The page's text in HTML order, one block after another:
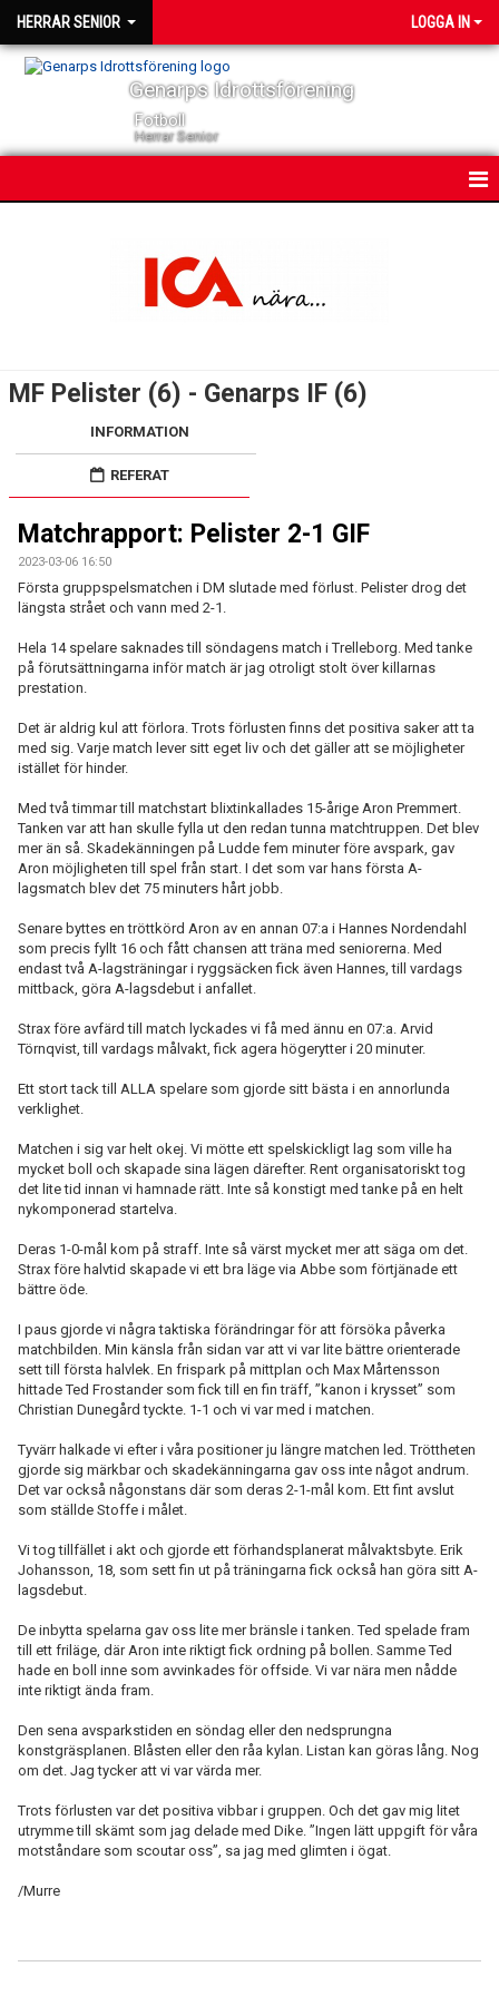
HERRAR SENIOR LOGGA IN
Genarps Idrottsförening
Fotboll
Herrar Senior
EKEVALLEN IP
DOKUMENT
BILDER
ÅRSKORT A-LAG 2026
MF Pelister (6) - Genarps IF (6)
INFORMATION
REFERAT
Matchrapport: Pelister 2-1 GIF
2023-03-06 16:50
Första gruppspelsmatchen i DM slutade med förlust. Pelister drog det
längsta strået och vann med 2-1.
Hela 14 spelare saknades till söndagens match i Trelleborg. Med tanke
på förutsättningarna inför match är jag otroligt stolt över killarnas
prestation.
Det är aldrig kul att förlora. Trots förlusten finns det positiva saker att ta
med sig. Varje match lever sitt eget liv och det gäller att se möjligheter
istället för hinder.
Med två timmar till matchstart blixtinkallades 15-årige Aron Premmert.
Tanken var att han skulle fylla ut den redan tunna matchtruppen. Det blev
mer än så. Skadekänningen på Ludde fem minuter före avspark, gav
Aron möjligheten till spel från start. I det som var hans första A-
lagsmatch blev det 75 minuters hårt jobb.
Senare byttes en tröttkörd Aron av en annan 07:a i Hannes Nordendahl
som precis fyllt 16 och fått chansen att träna med seniorerna. Med
endast två A-lagsträningar i ryggsäcken fick även Hannes, till vardags
mittback, göra A-lagsdebut i anfallet.
Strax före avfärd till match lyckades vi få med ännu en 07:a. Arvid
Törnqvist, till vardags målvakt, fick agera högerytter i 20 minuter.
Ett stort tack till ALLA spelare som gjorde sitt bästa i en annorlunda
verklighet.
Matchen i sig var helt okej. Vi mötte ett spelskickligt lag som ville ha
mycket boll och skapade sina lägen därefter. Rent organisatoriskt tog
det lite tid innan vi hamnade rätt. Inte så konstigt med tanke på en helt
nykomponerad startelva.
Deras 1-0-mål kom på straff. Inte så värst mycket mer att säga om det.
Strax före halvtid skapade vi ett bra läge via Abbe som förtjänade ett
bättre öde.
I paus gjorde vi några taktiska förändringar för att försöka påverka
matchbilden. Min känsla från sidan var att vi var lite bättre orienterade
sett till första halvlek. En frispark på mittplan och Max Mårtensson
hittade Ted Frostander som fick till en fin träff, ”kanon i krysset” som
Christian Dunegård tyckte. 1-1 och vi var med i matchen.
Tyvärr halkade vi efter i våra positioner ju längre matchen led. Tröttheten
gjorde sig märkbar och skadekänningarna gav oss inte något andrum.
Det var också någonstans där som deras 2-1-mål kom. Ett fint avslut
som ställde Stoffe i målet.
Vi tog tillfället i akt och gjorde ett förhandsplanerat målvaktsbyte. Erik
Johansson, 18, som sett fin ut på träningarna fick också han göra sitt A-
lagsdebut.
De inbytta spelarna gav oss lite mer bränsle i tanken. Ted spelade fram
till ett friläge, där Aron inte riktigt fick ordning på bollen. Samme Ted
hade en boll inne som avvinkades för offside. Vi var nära men nådde
inte riktigt ända fram.
Den sena avsparkstiden en söndag eller den nedsprungna
konstgräsplanen. Blåsten eller den råa kylan. Listan kan göras lång. Nog
om det. Jag tycker att vi var värda mer.
Trots förlusten var det positiva vibbar i gruppen. Och det gav mig litet
utrymme till skämt som jag delade med Dike. ”Ingen lätt uppgift för våra
motståndare som scoutar oss”, sa jag med glimten i ögat.
/Murre